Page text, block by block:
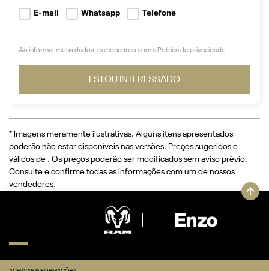
E-mail Whatsapp Telefone
Ao informar meus dados, eu concordo com a Política de privacidade.
ESTOU INTERESSADO
* Imagens meramente ilustrativas. Alguns itens apresentados
poderão não estar disponíveis nas versões. Preços sugeridos e
válidos de . Os preços poderão ser modificados sem aviso prévio.
Consulte e confirme todas as informações com um de nossos
vendedores.